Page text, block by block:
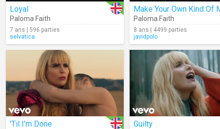
Loyal
Paloma Faith
7 ans | 596 parties
selvatica
Paloma Faith
8 ans | 4499 parties
javidpolo
'Til I'm Done Guilty